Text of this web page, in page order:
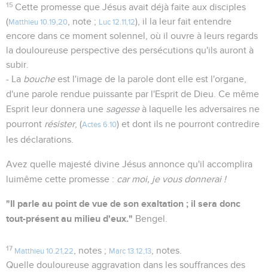
15 Cette promesse que Jésus avait déjà faite aux disciples
(Matthieu 10.19,20 , note ; Luc 12.11,12), il la leur fait entendre
encore dans ce moment solennel, où il ouvre à leurs regards
la douloureuse perspective des persécutions qu'ils auront à
subir.
- La boucheest l'image de la parole dont elle est l'organe,
d'une parole rendue puissante par l'Esprit de Dieu. Ce même
Esprit leur donnera une sagesseà laquelle les adversaires ne
pourront résister, (Actes 6.10) et dont ils ne pourront contredire
les déclarations.
Avez quelle majesté divine Jésus annonce qu'il accomplira
luimême cette promesse : car moi, je vous donnerai !
"Il parle au point de vue de son exaltation ; il sera donc
tout-présent au milieu d'eux." Bengel.
17 Matthieu 10.21,22 , notes ; Marc 13.12,13
, notes.
Quelle douloureuse aggravation dans les souffrances des